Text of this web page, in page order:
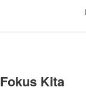
Fokus Kita